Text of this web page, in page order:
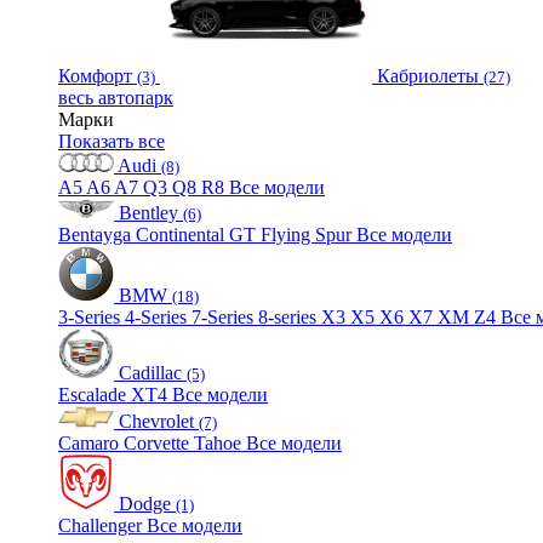
Комфорт (3) Кабриолеты (27)
весь автопарк
Марки
Показать все
Audi (8)
A5 A6 A7 Q3 Q8 R8 Все модели
Bentley (6)
Bentayga Continental GT Flying SpurВсе модели
BMW (18)
3-Series 4-Series 7-Series 8-series X3 X5 X6 X7 XM Z4 Все
Cadillac (5)
Escalade XT4 Все модели
Chevrolet (7)
Camaro Corvette Tahoe Все модели
Dodge (1)
ChallengerВсе модели